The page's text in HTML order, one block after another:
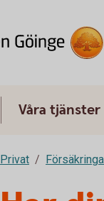
Våra tjänster
Privat